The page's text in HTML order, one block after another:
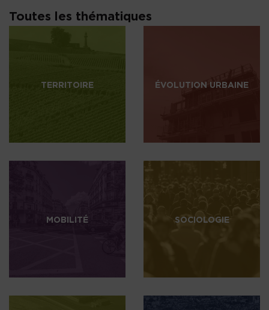
Toutes les thématiques
TERRITOIRE ÉVOLUTION URBAINE
MOBILITÉ SOCIOLOGIE